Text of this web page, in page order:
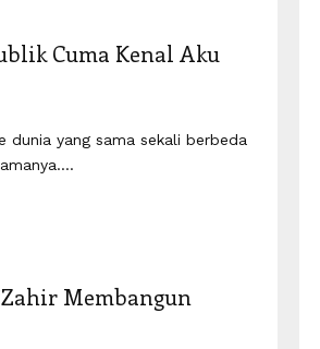
Cuma Kenal Aku
dunia yang sama sekali berbeda
Membangun